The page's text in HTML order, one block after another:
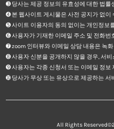
➌ 당사는 제공 정보의 유효성에 대한 법률
➍ 본 웹사이트 게시물은 사전 공지가 없이
➎ 사이트 이용자의 동의 없이는 개인정보
➏ 사용자가 기재한 이메일 주소 및 전화번
➐ zoom 인터뷰와 이메일 상담 내용은 녹
➑ 사용자 신분을 공개하지 않을 경우, 서
➒ 사용자는 각종 신청서 또는 이메일 정보
➓ 당사가 무상 또는 유상으로 제공하는 서
All Rights